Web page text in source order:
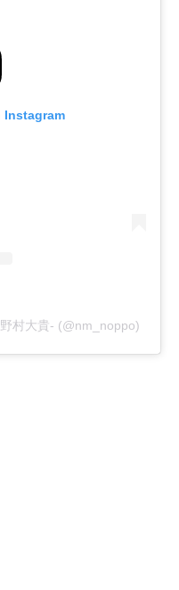
村大貴- (@nm_noppo)